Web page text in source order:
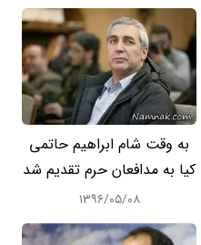
به وقت شام ابراهیم حاتمی
کیا به مدافعان حرم تقدیم شد
۱۳۹۶/۰۵/۰۸